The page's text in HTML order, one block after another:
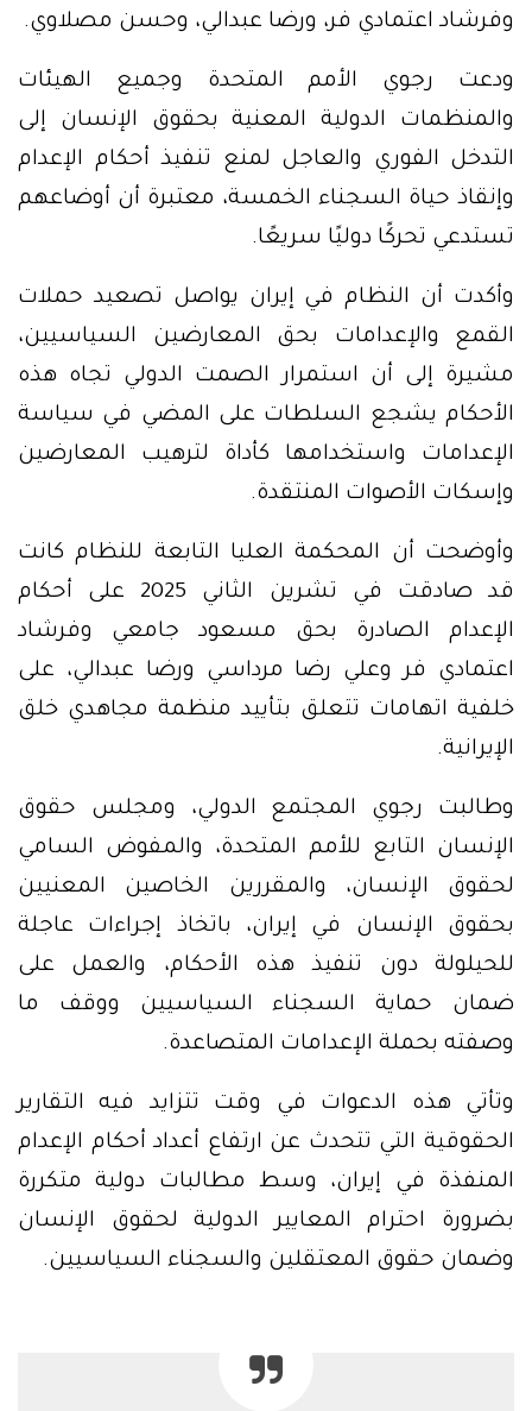
وفرشاد اعتمادي فر، ورضا عبدالي، وحسن مصلاوي.
ودعت رجوي الأمم المتحدة وجميع الهيئات
والمنظمات الدولية المعنية بحقوق الإنسان إلى
التدخل الفوري والعاجل لمنع تنفيذ أحكام الإعدام
وإنقاذ حياة السجناء الخمسة، معتبرة أن أوضاعهم
تستدعي تحركًا دوليًا سريعًا.
وأكدت أن النظام في إيران يواصل تصعيد حملات
القمع والإعدامات بحق المعارضين السياسيين،
مشيرة إلى أن استمرار الصمت الدولي تجاه هذه
الأحكام يشجع السلطات على المضي في سياسة
الإعدامات واستخدامها كأداة لترهيب المعارضين
وإسكات الأصوات المنتقدة.
وأوضحت أن المحكمة العليا التابعة للنظام كانت
قد صادقت في تشرين الثاني 2025 على أحكام
الإعدام الصادرة بحق مسعود جامعي وفرشاد
اعتمادي فر وعلي رضا مرداسي ورضا عبدالي، على
خلفية اتهامات تتعلق بتأييد منظمة مجاهدي خلق
الإيرانية.
وطالبت رجوي المجتمع الدولي، ومجلس حقوق
الإنسان التابع للأمم المتحدة، والمفوض السامي
لحقوق الإنسان، والمقررين الخاصين المعنيين
بحقوق الإنسان في إيران، باتخاذ إجراءات عاجلة
للحيلولة دون تنفيذ هذه الأحكام، والعمل على
ضمان حماية السجناء السياسيين ووقف ما
وصفته بحملة الإعدامات المتصاعدة.
وتأتي هذه الدعوات في وقت تتزايد فيه التقارير
الحقوقية التي تتحدث عن ارتفاع أعداد أحكام الإعدام
المنفذة في إيران، وسط مطالبات دولية متكررة
بضرورة احترام المعايير الدولية لحقوق الإنسان
وضمان حقوق المعتقلين والسجناء السياسيين.